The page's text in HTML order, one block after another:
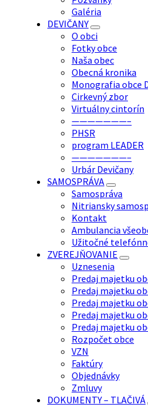
Galéria
DEVIČANY
O obci
Fotky obce
Naša obec
Obecná kronika
Monografia obce
Cirkevný zbor
Virtuálny cintorín
———————–
PHSR
program LEADER
———————–
Urbár Devičany
SAMOSPRÁVA
Samospráva
Nitriansky
Kontakt
Ambulancia
Užitočné
ZVEREJŇOVANIE
Uznesenia
Predaj majetku
Predaj majetku
Predaj majetku
Predaj majetku
Predaj majetku
Rozpočet obce
VZN
Faktúry
Objednávky
Zmluvy
DOKUMENTY – TLAČIVÁ